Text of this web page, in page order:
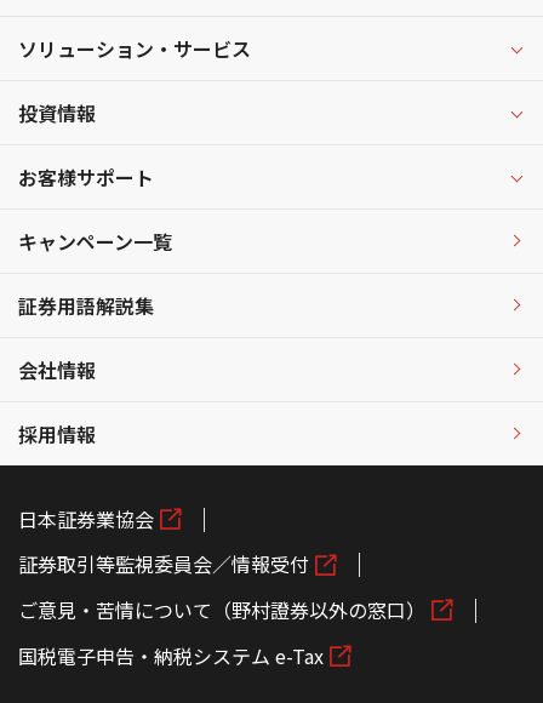
ソリューション・サービス
投資情報
お客様サポート
キャンペーン一覧
証券用語解説集
会社情報
採用情報
日本証券業協会
証券取引等監視委員会／情報受付
ご意見・苦情について（野村證券以外の窓口）
国税電子申告・納税システム e-Tax